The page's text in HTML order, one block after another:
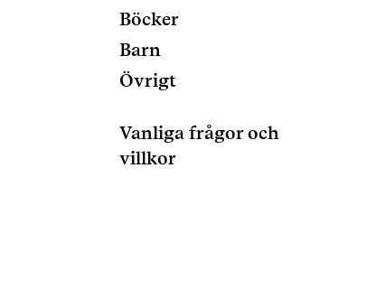
Böcker
Barn
Övrigt
Vanliga frågor och
villkor